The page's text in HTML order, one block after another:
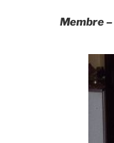
Membre –